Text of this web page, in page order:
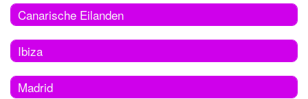
Canarische Eilanden
Ibiza
Madrid